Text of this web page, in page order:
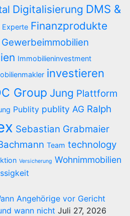
Digitalisierung DMS &
Experte Finanzprodukte
Gewerbeimmobilien
Immobilieninvestment
investieren
Group Jung Plattform
Publity publity AG Ralph
Sebastian Grabmaier
Team technology
Versicherung Wohnimmobilien
Angehörige vor Gericht
wann nicht Juli 27, 2026